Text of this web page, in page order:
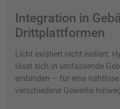
Integration in
Drittplattformen
Licht existiert nicht isoliert.
lässt sich in umfassende
einbinden – für eine
verschiedene Gewerke